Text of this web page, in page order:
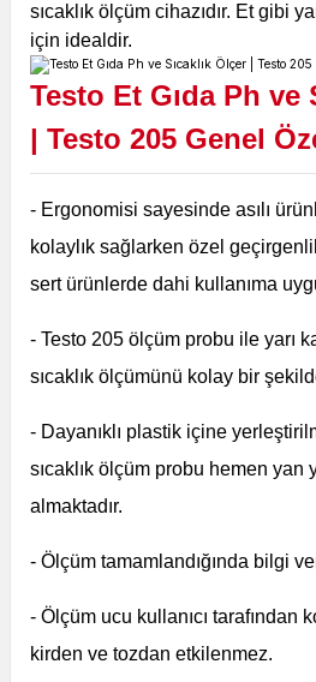
sıcaklık ölçüm cihazıdır. Et gibi
için idealdir.
Testo Et Gıda Ph ve
| Testo 205 Genel
- Ergonomisi sayesinde asılı
kolaylık sağlarken özel
sert ürünlerde dahi kullanıma
- Testo 205 ölçüm probu ile yarı
sıcaklık ölçümünü kolay bir
- Dayanıklı plastik içine
sıcaklık ölçüm probu hemen yan
almaktadır.
- Ölçüm tamamlandığında bilgi
- Ölçüm ucu kullanıcı tarafından
kirden ve tozdan etkilenmez.